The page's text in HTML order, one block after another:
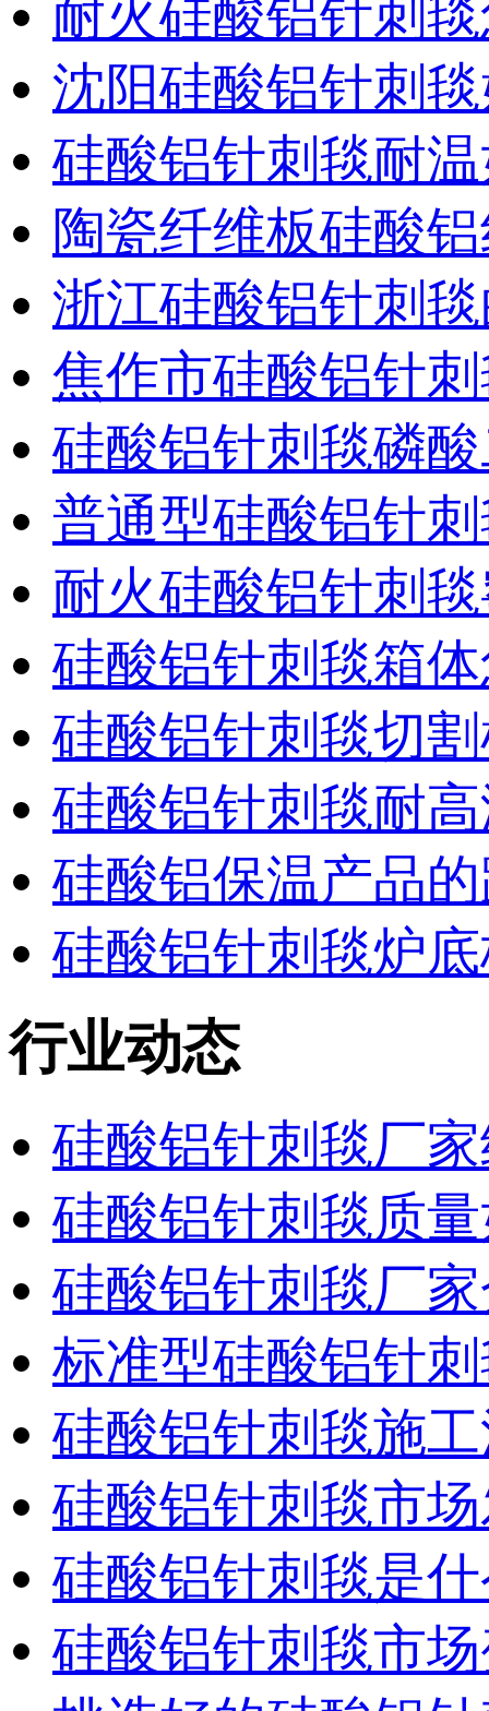
耐火硅酸铝针刺
沈阳硅酸铝针刺
硅酸铝针刺毯耐
陶瓷纤维板硅酸
浙江硅酸铝针刺
焦作市硅酸铝针
硅酸铝针刺毯磷
普通型硅酸铝针
耐火硅酸铝针刺
硅酸铝针刺毯箱
硅酸铝针刺毯切
硅酸铝针刺毯耐
硅酸铝保温产品
硅酸铝针刺毯炉
行业动态
硅酸铝针刺毯厂
硅酸铝针刺毯质
硅酸铝针刺毯厂
标准型硅酸铝针
硅酸铝针刺毯施
硅酸铝针刺毯市
硅酸铝针刺毯是
硅酸铝针刺毯市